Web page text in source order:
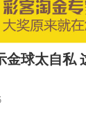
金球太自私